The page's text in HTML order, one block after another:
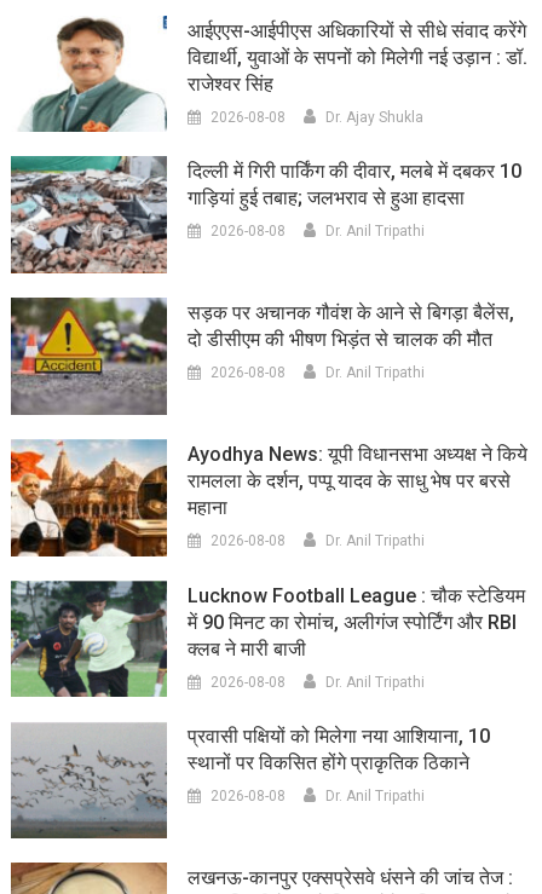
आईएएस-आईपीएस अधिकारियों से सीधे संवाद करेंगे
विद्यार्थी, युवाओं के सपनों को मिलेगी नई उड़ान : डॉ.
राजेश्वर सिंह
2026-08-08 Dr. Ajay Shukla
दिल्ली में गिरी पार्किंग की दीवार, मलबे में दबकर 10
गाड़ियां हुई तबाह; जलभराव से हुआ हादसा
2026-08-08 Dr. Anil Tripathi
सड़क पर अचानक गौवंश के आने से बिगड़ा बैलेंस,
दो डीसीएम की भीषण भिड़ंत से चालक की मौत
2026-08-08 Dr. Anil Tripathi
Ayodhya News: यूपी विधानसभा अध्यक्ष ने किये
रामलला के दर्शन, पप्पू यादव के साधु भेष पर बरसे
महाना
2026-08-08 Dr. Anil Tripathi
Lucknow Football League : चौक स्टेडियम
में 90 मिनट का रोमांच, अलीगंज स्पोर्टिंग और RBI
क्लब ने मारी बाजी
2026-08-08 Dr. Anil Tripathi
प्रवासी पक्षियों को मिलेगा नया आशियाना, 10
स्थानों पर विकसित होंगे प्राकृतिक ठिकाने
2026-08-08 Dr. Anil Tripathi
लखनऊ-कानपुर एक्सप्रेसवे धंसने की जांच तेज :